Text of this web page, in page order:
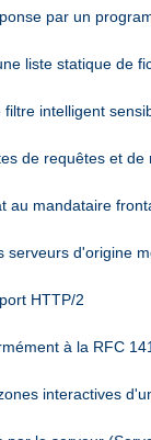
par un
liste statique de
intelligent
de requêtes et de
au mandataire
serveurs d'origine
HTTP/2
à la RFC
interactives